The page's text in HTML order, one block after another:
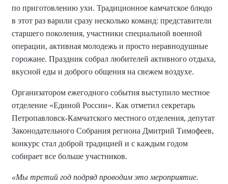
по приготовлению ухи. Традиционное камчатское блюдо
в этот раз варили сразу несколько команд: представители
старшего поколения, участники специальной военной
операции, активная молодежь и просто неравнодушные
горожане. Праздник собрал любителей активного отдыха,
вкусной еды и доброго общения на свежем воздухе.
Организатором ежегодного события выступило местное
отделение «Единой России». Как отметил секретарь
Петропавловск-Камчатского местного отделения, депутат
Законодательного Собрания региона Дмитрий Тимофеев,
конкурс стал доброй традицией и с каждым годом
собирает все больше участников.
«Мы третий год подряд проводим это мероприятие.